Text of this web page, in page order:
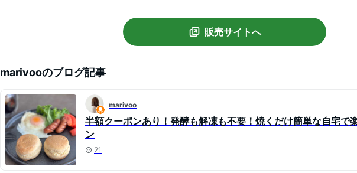
販売サイトへ
marivooのブログ記事
marivoo
半額クーポンあり！発酵も解凍も不要！焼くだけ簡単な自宅で
ン
21